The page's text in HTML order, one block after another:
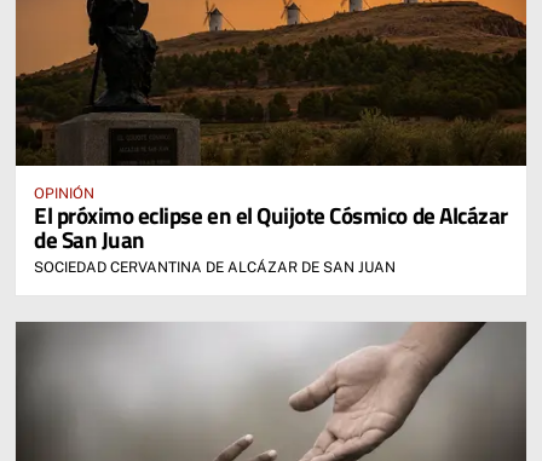
OPINIÓN
El próximo eclipse en el Quijote Cósmico de Alcázar
de San Juan
SOCIEDAD CERVANTINA DE ALCÁZAR DE SAN JUAN